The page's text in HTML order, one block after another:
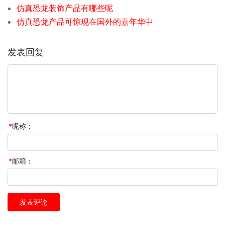
仿真恐龙装饰产品有哪些呢
仿真恐龙产品可惊现在国外的嘉年华中
发表回复
*昵称：
*邮箱：